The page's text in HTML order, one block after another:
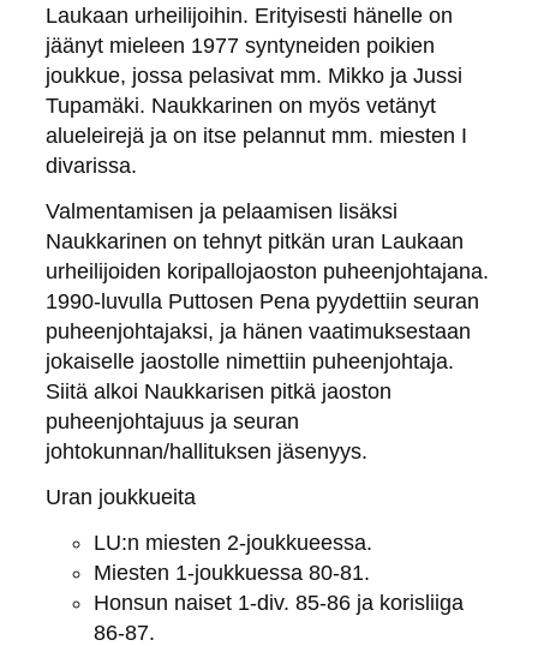
Laukaan urheilijoihin. Erityisesti hänelle on
jäänyt mieleen 1977 syntyneiden poikien
joukkue, jossa pelasivat mm. Mikko ja Jussi
Tupamäki. Naukkarinen on myös vetänyt
alueleirejä ja on itse pelannut mm. miesten I
divarissa.
Valmentamisen ja pelaamisen lisäksi
Naukkarinen on tehnyt pitkän uran Laukaan
urheilijoiden koripallojaoston puheenjohtajana.
1990-luvulla Puttosen Pena pyydettiin seuran
puheenjohtajaksi, ja hänen vaatimuksestaan
jokaiselle jaostolle nimettiin puheenjohtaja.
Siitä alkoi Naukkarisen pitkä jaoston
puheenjohtajuus ja seuran
johtokunnan/hallituksen jäsenyys.
Uran joukkueita
LU:n miesten 2-joukkueessa.
Miesten 1-joukkuessa 80-81.
Honsun naiset 1-div. 85-86 ja korisliiga
86-87.